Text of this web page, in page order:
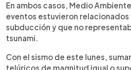
En ambos casos, Medio
eventos estuvieron
subducción y que no
tsunami.
Con el sismo de este lunes,
telúricos de magnitud igual o